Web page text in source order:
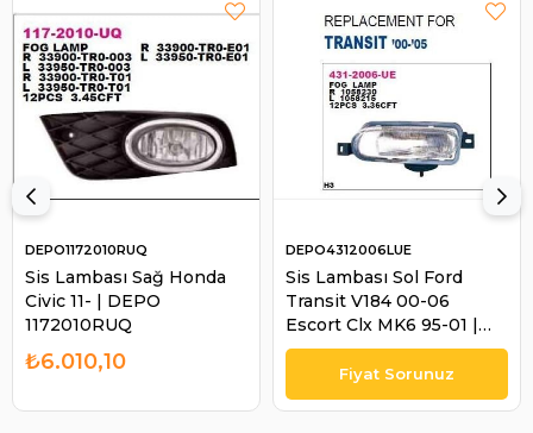
Sis Lambası Sağ Honda
Civic 11- | DEPO
1172010RUQ
DEPO1172010RUQ
₺6.010,10
Sis Lambası Sol Ford
Transit V184 00-06
Escort Clx MK6 95-01 |
DEPO 4312006LUE
DEPO4312006LUE